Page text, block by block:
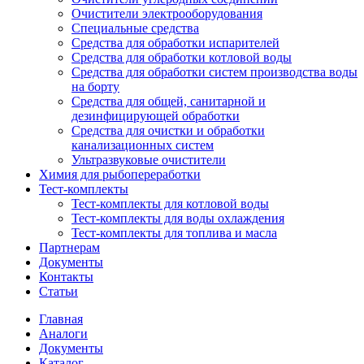
Очистители электрооборудования
Специальные средства
Средства для обработки испарителей
Средства для обработки котловой воды
Средства для обработки систем производства воды
на борту
Средства для общей, санитарной и
дезинфицирующей обработки
Средства для очистки и обработки
канализационных систем
Ультразвуковые очистители
Химия для рыбопереработки
Тест-комплекты
Тест-комплекты для котловой воды
Тест-комплекты для воды охлаждения
Тест-комплекты для топлива и масла
Партнерам
Документы
Контакты
Статьи
Главная
Аналоги
Документы